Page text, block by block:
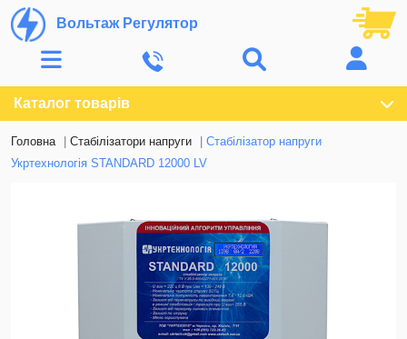
Вольтаж Регулятор
Каталог товарів
Головна Стабілізатори напруги
Стабілізатор напруги
Укртехнологія STANDARD 12000 LV